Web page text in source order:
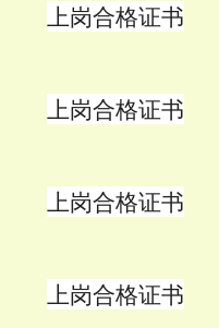
上岗合格证书
上岗合格证书
上岗合格证书
上岗合格证书